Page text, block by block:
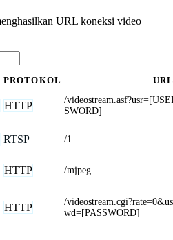
URL koneksi video
PROTOKOL
HTTP
/
SWORD]
RTSP /1
HTTP /mjpeg
HTTP
/
wd=[PASSWORD]